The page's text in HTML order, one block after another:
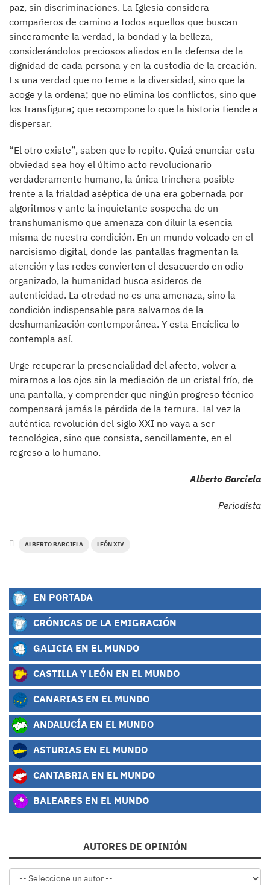
paz, sin discriminaciones. La Iglesia considera
compañeros de camino a todos aquellos que buscan
sinceramente la verdad, la bondad y la belleza,
considerándolos preciosos aliados en la defensa de la
dignidad de cada persona y en la custodia de la creación.
Es una verdad que no teme a la diversidad, sino que la
acoge y la ordena; que no elimina los conflictos, sino que
los transfigura; que recompone lo que la historia tiende a
dispersar.
“El otro existe”, saben que lo repito. Quizá enunciar esta
obviedad sea hoy el último acto revolucionario
verdaderamente humano, la única trinchera posible
frente a la frialdad aséptica de una era gobernada por
algoritmos y ante la inquietante sospecha de un
transhumanismo que amenaza con diluir la esencia
misma de nuestra condición. En un mundo volcado en el
narcisismo digital, donde las pantallas fragmentan la
atención y las redes convierten el desacuerdo en odio
organizado, la humanidad busca asideros de
autenticidad. La otredad no es una amenaza, sino la
condición indispensable para salvarnos de la
deshumanización contemporánea. Y esta Encíclica lo
contempla así.
Urge recuperar la presencialidad del afecto, volver a
mirarnos a los ojos sin la mediación de un cristal frío, de
una pantalla, y comprender que ningún progreso técnico
compensará jamás la pérdida de la ternura. Tal vez la
auténtica revolución del siglo XXI no vaya a ser
tecnológica, sino que consista, sencillamente, en el
regreso a lo humano.
Alberto Barciela
Periodista
ALBERTO BARCIELA LEÓN XIV
EN PORTADA
CRÓNICAS DE LA EMIGRACIÓN
GALICIA EN EL MUNDO
CASTILLA Y LEÓN EN EL MUNDO
CANARIAS EN EL MUNDO
ANDALUCÍA EN EL MUNDO
ASTURIAS EN EL MUNDO
CANTABRIA EN EL MUNDO
BALEARES EN EL MUNDO
AUTORES DE OPINIÓN